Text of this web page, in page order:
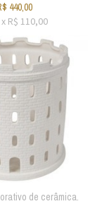
440,00
x R$ 110,00
de cerâmica.